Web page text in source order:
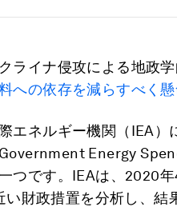
ライナ侵攻による地政
への依存を減らすべく
エネルギー機関（IEA
Energy
つです。IEAは、2020
財政措置を分析し、結